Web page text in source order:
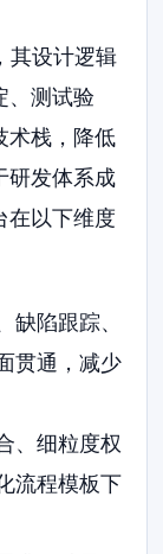
其设计逻辑
、测试验
术栈，降低
研发体系成
在以下维度
缺陷跟踪、
贯通，减少
、细粒度权
流程模板下